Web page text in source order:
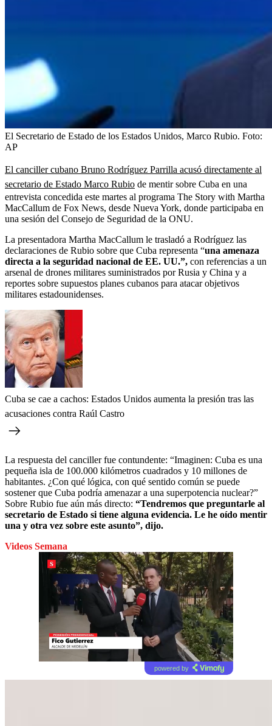
El Secretario de Estado de los Estados Unidos, Marco Rubio. Foto:
AP
El canciller cubano Bruno Rodríguez Parrilla acusó directamente al
secretario de Estado Marco Rubio de mentir sobre Cuba en una
entrevista concedida este martes al programa The Story with Martha
MacCallum de Fox News, desde Nueva York, donde participaba en
una sesión del Consejo de Seguridad de la ONU.
La presentadora Martha MacCallum le trasladó a Rodríguez las
declaraciones de Rubio sobre que Cuba representa “una amenaza
directa a la seguridad nacional de EE. UU.”, con referencias a un
arsenal de drones militares suministrados por Rusia y China y a
reportes sobre supuestos planes cubanos para atacar objetivos
militares estadounidenses.
Cuba se cae a cachos: Estados Unidos aumenta la presión tras las
acusaciones contra Raúl Castro
La respuesta del canciller fue contundente: “Imaginen: Cuba es una
pequeña isla de 100.000 kilómetros cuadrados y 10 millones de
habitantes. ¿Con qué lógica, con qué sentido común se puede
sostener que Cuba podría amenazar a una superpotencia nuclear?”
Sobre Rubio fue aún más directo: “Tendremos que preguntarle al
secretario de Estado si tiene alguna evidencia. Le he oído mentir
una y otra vez sobre este asunto”, dijo.
Videos Semana
powered by